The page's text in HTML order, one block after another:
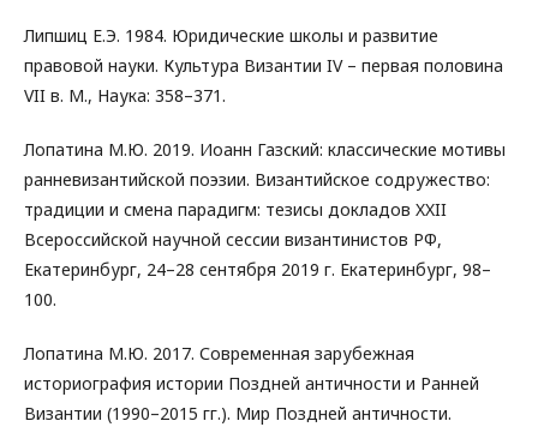
Липшиц Е.Э. 1984. Юридические школы и развитие
правовой науки. Культура Византии IV – первая половина
VII в. М., Наука: 358–371.
Лопатина М.Ю. 2019. Иоанн Газский: классические мотивы
ранневизантийской поэзии. Византийское содружество:
традиции и смена парадигм: тезисы докладов XXII
Всероссийской научной сессии византинистов РФ,
Екатеринбург, 24–28 сентября 2019 г. Екатеринбург, 98–
100.
Лопатина М.Ю. 2017. Современная зарубежная
историография истории Поздней античности и Ранней
Византии (1990–2015 гг.). Мир Поздней античности.